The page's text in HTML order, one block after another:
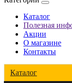
Каталог
Полезная
Акции
О магазине
Контакты
Каталог